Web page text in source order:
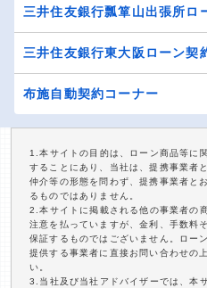
三井住友銀行瓢箪山出張所ロ
三井住友銀行東大阪ローン契
布施自動契約コーナー
1.本サイトの目的は、ローン商品等に
することにあり、当社は、提携事業者
仲介等の形態を問わず、提携事業者と
るものではありません。
2.本サイトに掲載される他の事業者の
注意を払っていますが、金利、手数料
保証するものではございません。ロー
提供する事業者に直接お問い合わせの
い。
3.当社及び当社アドバイザーでは、本